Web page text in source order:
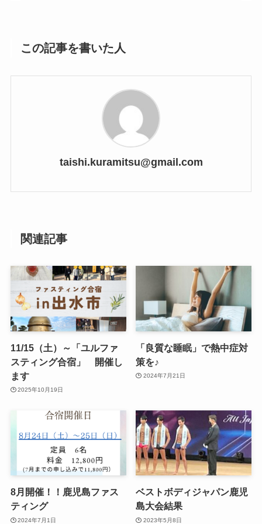
この記事を書いた人
taishi.kuramitsu@gmail.com
関連記事
11/15（土）～「ユルファ
スティング合宿」 開催し
ます
2025年10月19日
「良質な睡眠」で熱中症対
策を♪
2024年7月21日
8月開催！！鹿児島ファス
ティング
2024年7月1日
ベストボディジャパン鹿児
島大会結果
2023年5月8日